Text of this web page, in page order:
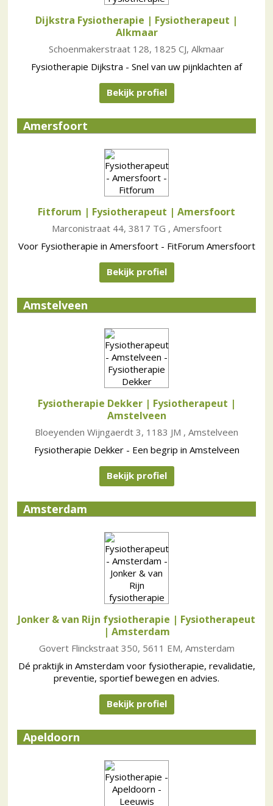
Dijkstra Fysiotherapie | Fysiotherapeut |
Alkmaar
Schoenmakerstraat 128, 1825 CJ, Alkmaar
Fysiotherapie Dijkstra - Snel van uw pijnklachten af
Bekijk profiel
Amersfoort
Fitforum | Fysiotherapeut | Amersfoort
Marconistraat 44, 3817 TG , Amersfoort
Voor Fysiotherapie in Amersfoort - FitForum Amersfoort
Bekijk profiel
Amstelveen
Fysiotherapie Dekker | Fysiotherapeut |
Amstelveen
Bloeyenden Wijngaerdt 3, 1183 JM , Amstelveen
Fysiotherapie Dekker - Een begrip in Amstelveen
Bekijk profiel
Amsterdam
Jonker & van Rijn fysiotherapie | Fysiotherapeut
| Amsterdam
Govert Flinckstraat 350, 5611 EM, Amsterdam
Dé praktijk in Amsterdam voor fysiotherapie, revalidatie,
preventie, sportief bewegen en advies.
Bekijk profiel
Apeldoorn